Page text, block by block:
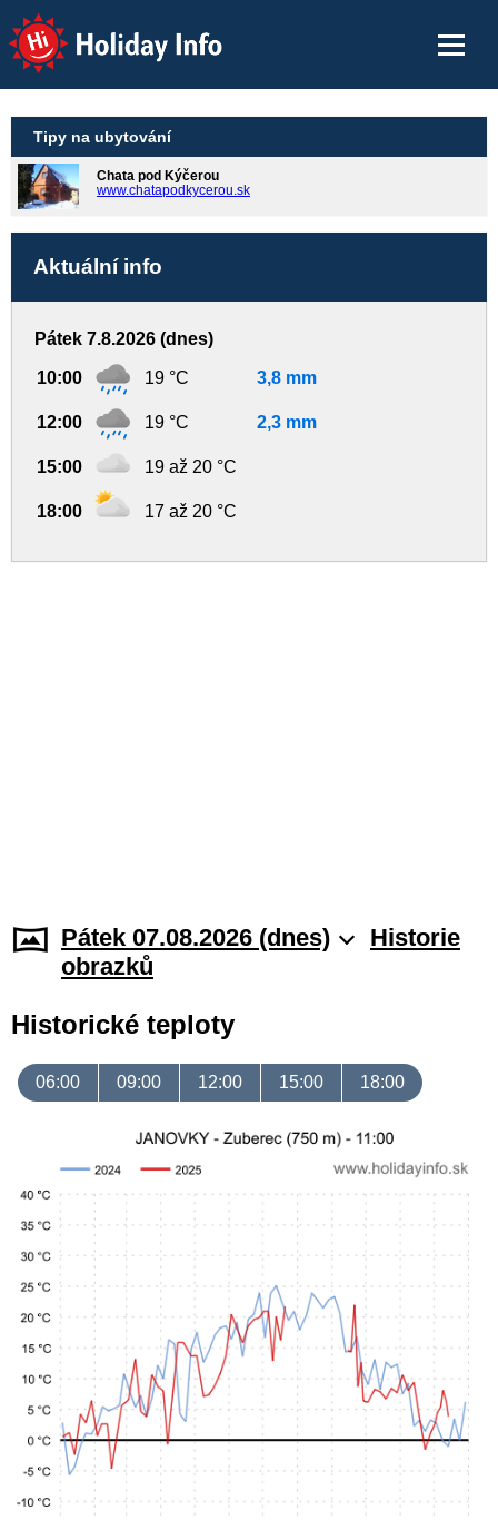
Holiday Info
Tipy na ubytování
Chata pod Kýčerou
www.chatapodkycerou.sk
Aktuální info
Pátek 7.8.2026 (dnes)
10:00 19 °C 3,8 mm
12:00 19 °C 2,3 mm
15:00 19 až 20 °C
18:00 17 až 20 °C
Pátek 07.08.2026 (dnes)
Historie
obrazků
Historické teploty
06:00 09:00 12:00 15:00 18:00